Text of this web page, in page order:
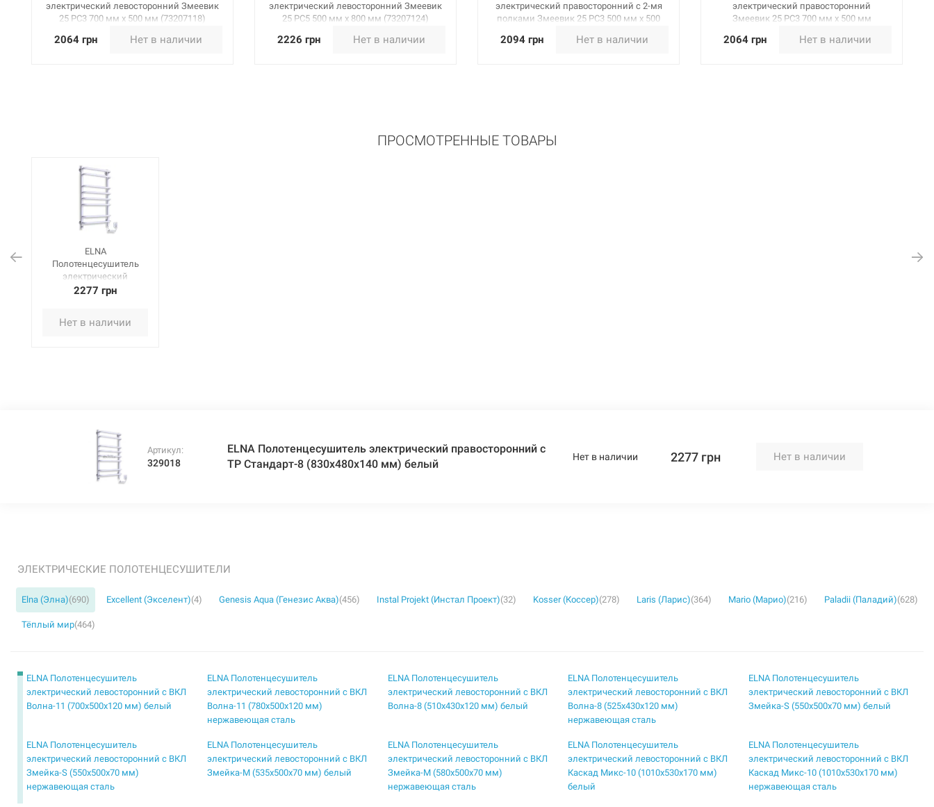
электрический левосторонний Змеевик
25 PC3 700 мм х 500 мм (73207118)
2064 грн Нет в наличии
электрический левосторонний Змеевик
25 PC5 500 мм х 800 мм (73207124)
2226 грн Нет в наличии
электрический правосторонний с 2-мя
полками Змеевик 25 PC3 500 мм х 500
2094 грн Нет в наличии
электрический правосторонний
Змеевик 25 PC3 700 мм х 500 мм
2064 грн Нет в наличии
ПРОСМОТРЕННЫЕ ТОВАРЫ
ELNA
Полотенцесушитель
электрический
правосторонний с ТР
белый
2277 грн
Нет в наличии
Артикул:
329018
ELNA Полотенцесушитель электрический правосторонний с
ТР Стандарт-8 (830х480х140 мм) белый
Нет в наличии 2277 грн Нет в наличии
ЭЛЕКТРИЧЕСКИЕ ПОЛОТЕНЦЕСУШИТЕЛИ
Elna (Элна)(690) Excellent (Экселент)(4) Genesis Aqua (Генезис Аква)(456) Instal Projekt (Инстал Проект)(32) Kosser (Коссер)(278) Laris (Ларис)(364) Mario (Марио)(216) Paladii (Паладий)(628)
Тёплый мир(464)
ELNA Полотенцесушитель
электрический левосторонний с ВКЛ
Волна-11 (700х500х120 мм) белый
ELNA Полотенцесушитель
электрический левосторонний с ВКЛ
Волна-11 (780х500х120 мм)
нержавеющая сталь
ELNA Полотенцесушитель
электрический левосторонний с ВКЛ
Волна-8 (510х430х120 мм) белый
ELNA Полотенцесушитель
электрический левосторонний с ВКЛ
Волна-8 (525х430х120 мм)
нержавеющая сталь
ELNA Полотенцесушитель
электрический левосторонний с ВКЛ
Змейка-S (550х500х70 мм) белый
ELNA Полотенцесушитель
электрический левосторонний с ВКЛ
Змейка-S (550х500х70 мм)
нержавеющая сталь
ELNA Полотенцесушитель
электрический левосторонний с ВКЛ
Змейка-М (535х500х70 мм) белый
ELNA Полотенцесушитель
электрический левосторонний с ВКЛ
Змейка-М (580х500х70 мм)
нержавеющая сталь
ELNA Полотенцесушитель
электрический левосторонний с ВКЛ
Каскад Микс-10 (1010х530х170 мм)
белый
ELNA Полотенцесушитель
электрический левосторонний с ВКЛ
Каскад Микс-10 (1010х530х170 мм)
нержавеющая сталь